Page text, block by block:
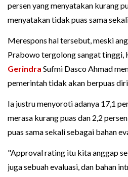
persen yang menyatakan kurang
menyatakan tidak puas sama
Merespons hal tersebut, meski
Prabowo tergolong sangat tinggi,
Gerindra Sufmi Dasco Ahmad
pemerintah tidak akan berpuas
Ia justru menyoroti adanya 17,1
merasa kurang puas dan 2,2
puas sama sekali sebagai bahan
"Approval rating itu kita anggap
juga sebuah evaluasi, dan bahan